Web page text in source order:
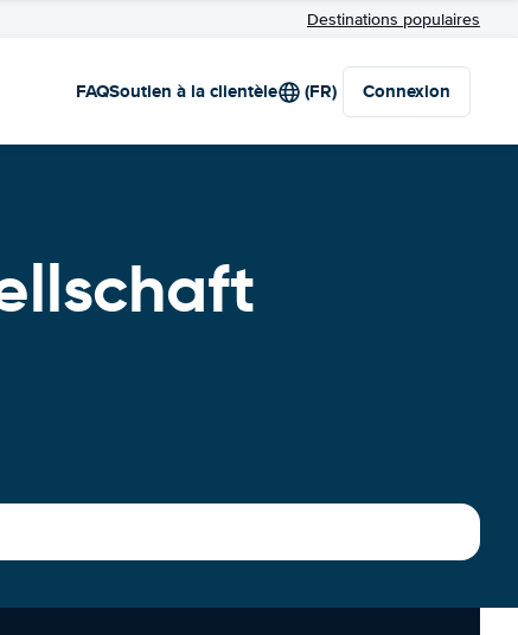
Destinations populaires
FAQSoutien à la clientèle (FR) Connexion